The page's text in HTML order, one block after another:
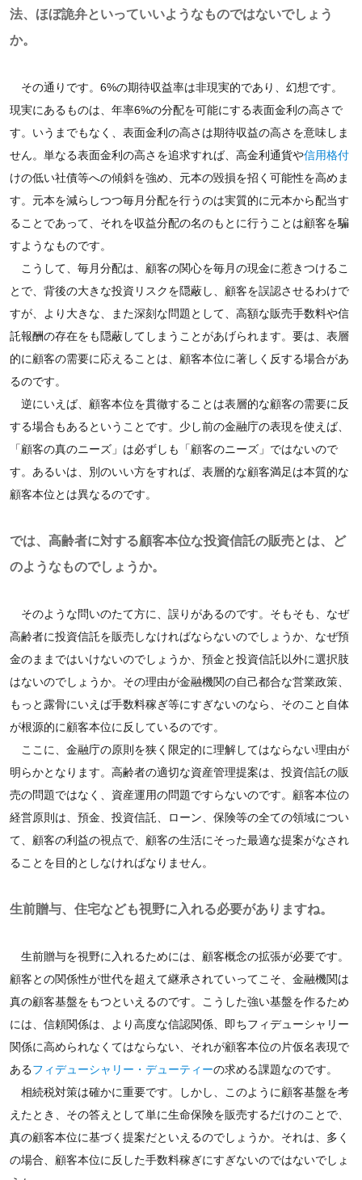
法、ほぼ詭弁といっていいようなものではないでしょう
か。
その通りです。6%の期待収益率は非現実的であり、幻想です。
現実にあるものは、年率6%の分配を可能にする表面金利の高さで
す。いうまでもなく、表面金利の高さは期待収益の高さを意味しま
せん。単なる表面金利の高さを追求すれば、高金利通貨や信用格付
けの低い社債等への傾斜を強め、元本の毀損を招く可能性を高めま
す。元本を減らしつつ毎月分配を行うのは実質的に元本から配当す
ることであって、それを収益分配の名のもとに行うことは顧客を騙
すようなものです。
こうして、毎月分配は、顧客の関心を毎月の現金に惹きつけるこ
とで、背後の大きな投資リスクを隠蔽し、顧客を誤認させるわけで
すが、より大きな、また深刻な問題として、高額な販売手数料や信
託報酬の存在をも隠蔽してしまうことがあげられます。要は、表層
的に顧客の需要に応えることは、顧客本位に著しく反する場合があ
るのです。
逆にいえば、顧客本位を貫徹することは表層的な顧客の需要に反
する場合もあるということです。少し前の金融庁の表現を使えば、
「顧客の真のニーズ」は必ずしも「顧客のニーズ」ではないので
す。あるいは、別のいい方をすれば、表層的な顧客満足は本質的な
顧客本位とは異なるのです。
では、高齢者に対する顧客本位な投資信託の販売とは、ど
のようなものでしょうか。
そのような問いのたて方に、誤りがあるのです。そもそも、なぜ
高齢者に投資信託を販売しなければならないのでしょうか、なぜ預
金のままではいけないのでしょうか、預金と投資信託以外に選択肢
はないのでしょうか。その理由が金融機関の自己都合な営業政策、
もっと露骨にいえば手数料稼ぎ等にすぎないのなら、そのこと自体
が根源的に顧客本位に反しているのです。
ここに、金融庁の原則を狭く限定的に理解してはならない理由が
明らかとなります。高齢者の適切な資産管理提案は、投資信託の販
売の問題ではなく、資産運用の問題ですらないのです。顧客本位の
経営原則は、預金、投資信託、ローン、保険等の全ての領域につい
て、顧客の利益の視点で、顧客の生活にそった最適な提案がなされ
ることを目的としなければなりません。
生前贈与、住宅なども視野に入れる必要がありますね。
生前贈与を視野に入れるためには、顧客概念の拡張が必要です。
顧客との関係性が世代を超えて継承されていってこそ、金融機関は
真の顧客基盤をもつといえるのです。こうした強い基盤を作るため
には、信頼関係は、より高度な信認関係、即ちフィデューシャリー
関係に高められなくてはならない、それが顧客本位の片仮名表現で
あるフィデューシャリー・デューティーの求める課題なのです。
相続税対策は確かに重要です。しかし、このように顧客基盤を考
えたとき、その答えとして単に生命保険を販売するだけのことで、
真の顧客本位に基づく提案だといえるのでしょうか。それは、多く
の場合、顧客本位に反した手数料稼ぎにすぎないのではないでしょ